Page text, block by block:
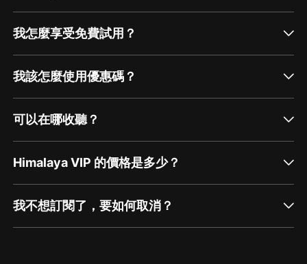
我怎麼享受免費試用？
我該怎麼使用優惠碼？
可以在哪收聽？
Himalaya VIP 的價格是多少？
我不想訂閱了，要如何取消？